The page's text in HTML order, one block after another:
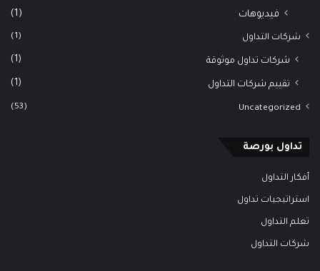
فيديوهات (1)
شركات التداول (1)
شركات تداول موثوقة (1)
تقييم شركات التداول (1)
Uncategorized
(53)
تداول بورصة
أفكار التداول
استراتيجيات تداول
تعلم التداول
شركات التداول